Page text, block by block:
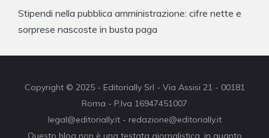
Stipendi nella pubblica amministrazione: cifre nette e
sorprese nascoste in busta paga
Copyright © 2025 - Editorially Srl - Via Assisi 21 - 00181
Roma - P.Iva 16947451007
legal@editorially.it - redazione@editorially.it